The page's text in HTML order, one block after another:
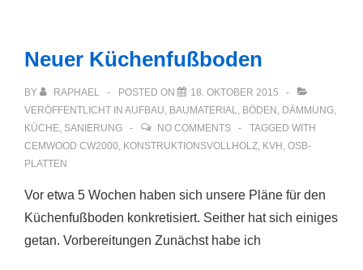
(Updates…)
Neuer Küchenfußboden
BY RAPHAEL POSTED ON
18. OKTOBER 2015
VERÖFFENTLICHT IN AUFBAU, BAUMATERIAL, BÖDEN , DÄMMUNG,
KÜCHE, SANIERUNG NO COMMENTS
TAGGED WITH
CEMWOOD CW2000, KONSTRUKTIONSVOLLHOLZ, KVH , OSB-
PLATTEN
Vor etwa 5 Wochen haben sich unsere Pläne für den
Küchenfußboden konkretisiert. Seither hat sich einiges
getan. Vorbereitungen Zunächst habe ich